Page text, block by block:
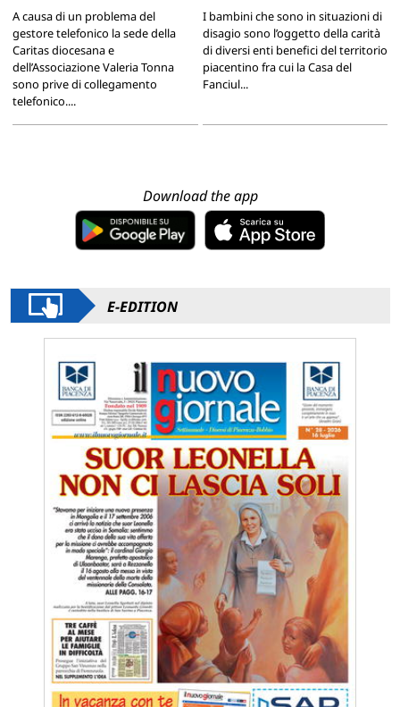
A causa di un problema del
gestore telefonico la sede della
Caritas diocesana e
dell’Associazione Valeria Tonna
sono prive di collegamento
telefonico....
I bambini che sono in situazioni di
disagio sono l’oggetto della carità
di diversi enti benefici del territorio
piacentino fra cui la Casa del
Fanciul...
Download the app
E-EDITION